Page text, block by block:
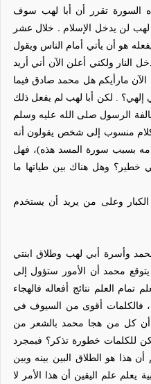
السورة تقرر أن أبا لهب سوف
لهب لن يدخل الإسلام . خلال عشر
هو أن يأتي أمام الناس ويقول
ولكني أعلن الآن أني أريد
مارأيكم هل محمد صادق فيما
إلهي؟ . لكن أبا لهب لم يفعل ذلك
الرسول صلى الله عليه وسلم
منسوب إلى شخص يقولون أنه
بسبب سورة المسد هذه)، فهل
خطير؟ وهل هناك بين طياتها ما
وعلى من يريد أن يستخدم
وأسرة أبي لهب وطلاق ابنتي
محمد أن الأمور ستؤول إلى
العلم نتائج أفعاله فالهجاء
فالكلمات أقوى من السيوف في
أن كل من هجا محمد بالشعر
من
للكلمات خطورة تذكر؟ فبمجرد
هذا هو الطلاق البين بينه وبين
يعلم علم اليقين أن هذا الأمر لا